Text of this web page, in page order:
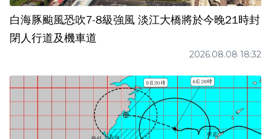
白海豚颱風恐吹7-8級強風 淡江大橋將於今晚21時封
閉人行道及機車道
2026.08.08 18:32